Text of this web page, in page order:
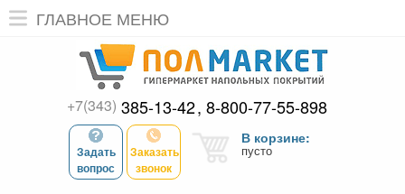
ГЛАВНОЕ МЕНЮ
+7(343) 385-13-42 8-800-77-55-898
Задать
вопрос
Заказать
звонок
В корзине:
пусто